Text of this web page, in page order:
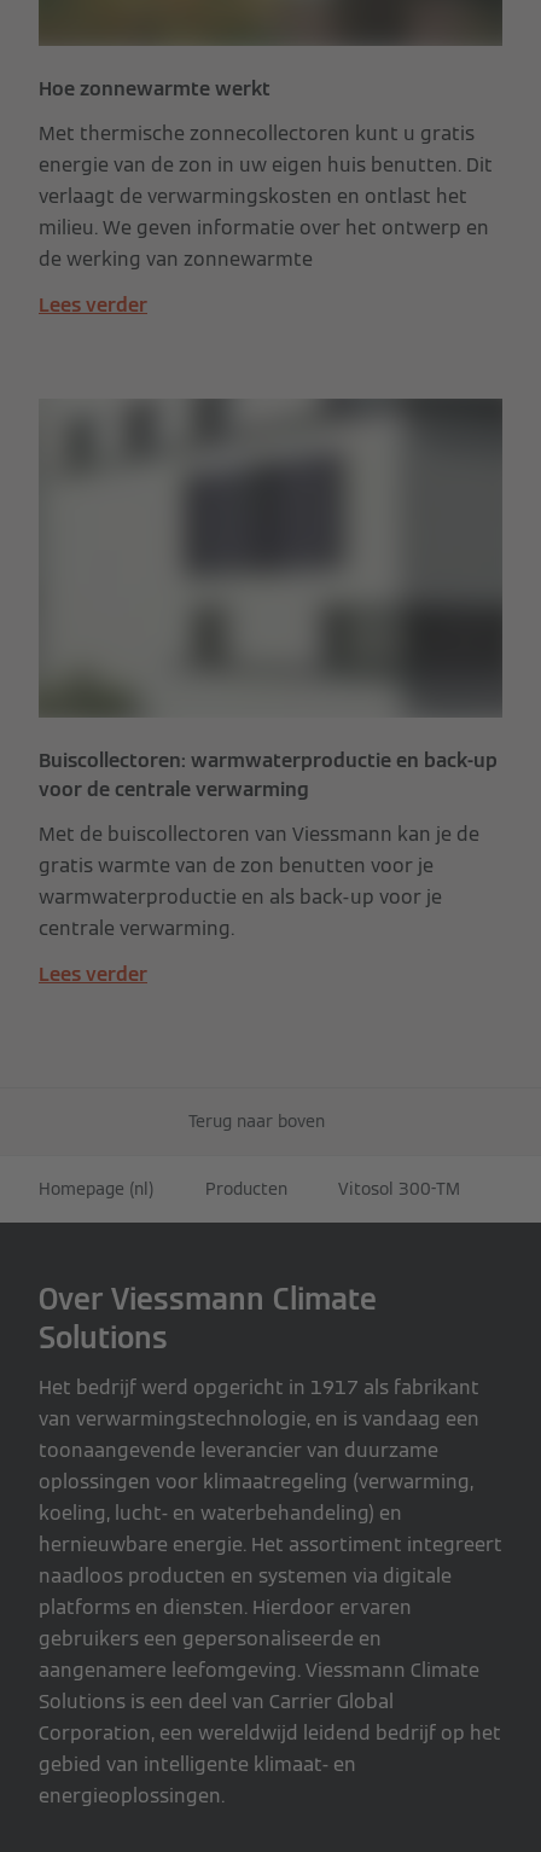
Hoe zonnewarmte werkt
Met thermische zonnecollectoren kunt u gratis
energie van de zon in uw eigen huis benutten. Dit
verlaagt de verwarmingskosten en ontlast het
milieu. We geven informatie over het ontwerp en
de werking van zonnewarmte
Lees verder
Buiscollectoren: warmwaterproductie en back-up
voor de centrale verwarming
Met de buiscollectoren van Viessmann kan je de
gratis warmte van de zon benutten voor je
warmwaterproductie en als back-up voor je
centrale verwarming.
Lees verder
Terug naar boven
Homepage (nl) Producten Vitosol 300-TM
Over Viessmann Climate
Solutions
Het bedrijf werd opgericht in 1917 als fabrikant
van verwarmingstechnologie, en is vandaag een
toonaangevende leverancier van duurzame
oplossingen voor klimaatregeling (verwarming,
koeling, lucht- en waterbehandeling) en
hernieuwbare energie. Het assortiment integreert
naadloos producten en systemen via digitale
platforms en diensten. Hierdoor ervaren
gebruikers een gepersonaliseerde en
aangenamere leefomgeving. Viessmann Climate
Solutions is een deel van Carrier Global
Corporation, een wereldwijd leidend bedrijf op het
gebied van intelligente klimaat- en
energieoplossingen.